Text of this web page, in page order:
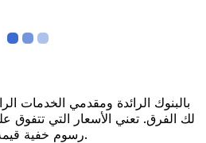
لك الفرق. تعني الأسعار التي تتفوق
رسوم خفية قيمة أكبر على كل عملية تحويل.